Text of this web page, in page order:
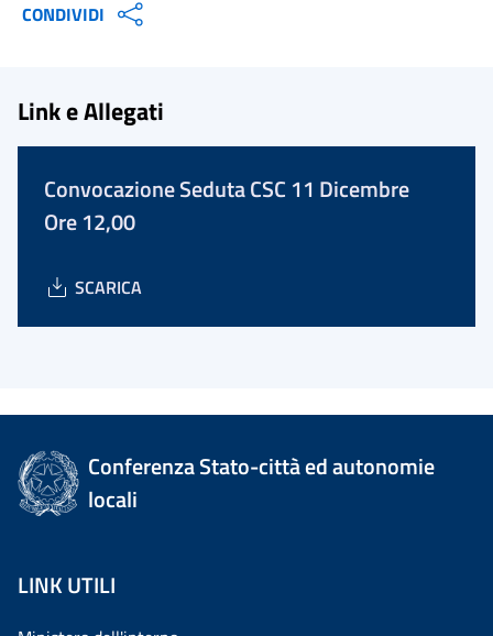
CONDIVIDI
Link e Allegati
Convocazione Seduta CSC 11 Dicembre
Ore 12,00
SCARICA
Conferenza Stato-città ed autonomie
locali
LINK UTILI